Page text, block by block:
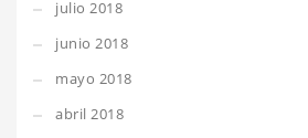
julio 2018
junio 2018
mayo 2018
abril 2018